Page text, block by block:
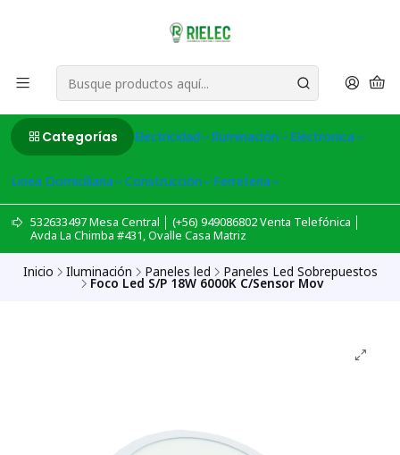
Categorías Electricidad Iluminación Electronica
Linea Domiciliaria Construcción Ferreteria
532633497 Mesa Central │ (+56) 949086802 Venta Telefónica │
Avda La Chimba #431, Ovalle Casa Matriz
Inicio Iluminación Paneles led Paneles Led Sobrepuestos
Foco Led S/P 18W 6000K C/Sensor Mov